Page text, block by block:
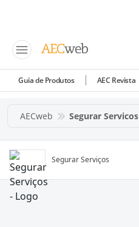
Guia de Produtos AEC Revista
AECweb Segurar Servicos
Segurar Serviços